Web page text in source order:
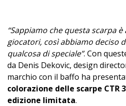
“Sappiamo che questa scarpa
giocatori, così abbiamo deciso
qualcosa di speciale”. Con
da Denis Dekovic, design
marchio con il baffo ha
colorazione delle scarpe CTR
edizione limitata.